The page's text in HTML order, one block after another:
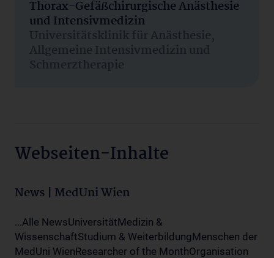
Thorax-Gefäßchirurgische Anästhesie
und Intensivmedizin
Universitätsklinik für Anästhesie,
Allgemeine Intensivmedizin und
Schmerztherapie
Webseiten-Inhalte
News | MedUni Wien
...Alle NewsUniversitätMedizin &
WissenschaftStudium & WeiterbildungMenschen der
MedUni WienResearcher of the MonthOrganisation